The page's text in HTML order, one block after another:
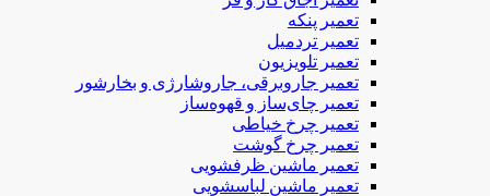
تعمیر پنکه
تعمیر تردمیل
تعمیر تلویزیون
تعمیر جاروبرقی، جاروشارژی و بخارشور
تعمیر چای‌ساز و قهوه‌ساز
تعمیر چرخ خیاطی
تعمیر چرخ گوشت
تعمیر ماشین ظرفشویی
تعمیر ماشین لباسشویی